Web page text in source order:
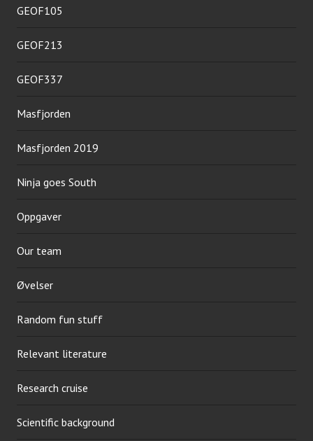
GEOF105
GEOF213
GEOF337
Masfjorden
Masfjorden 2019
Ninja goes South
Oppgaver
Our team
Øvelser
Random fun stuff
Relevant literature
Research cruise
Scientific background